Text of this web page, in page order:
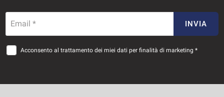
863€/mese
36 Mesi
Email * INVIA
Acconsento al trattamento dei miei dati per finalità di marketing *